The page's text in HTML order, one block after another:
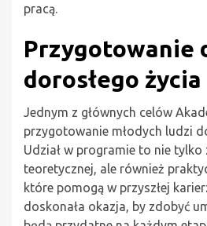
pracą.
Przygotowanie
dorosłego życia
Jednym z głównych celów
przygotowanie młodych ludzi
Udział w programie to nie
teoretycznej, ale również
które pomogą w przyszłej
doskonała okazja, by zdobyć